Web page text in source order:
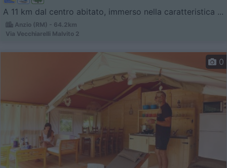
A 11 km dal centro abitato, immerso nella caratteristica ...
Anzio (RM) - 64.2km
Via Vecchiarelli Malvito 2
0